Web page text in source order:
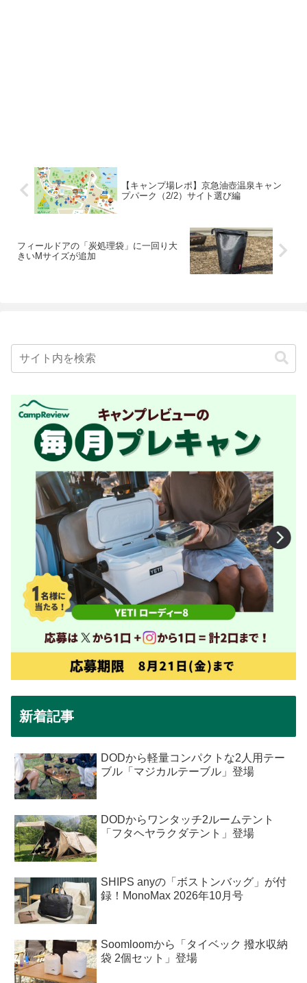
【キャンプ場レポ】京急油壺温泉キャン
プパーク（2/2）サイト選び編
フィールドアの「炭処理袋」に一回り大
きいMサイズが追加
新着記事
DODから軽量コンパクトな2人用テー
ブル「マジカルテーブル」登場
DODからワンタッチ2ルームテント
「フタヘヤラクダテント」登場
SHIPS anyの「ボストンバッグ」が付
録！MonoMax 2026年10月号
Soomloomから「タイベック 撥水収納
袋 2個セット」登場